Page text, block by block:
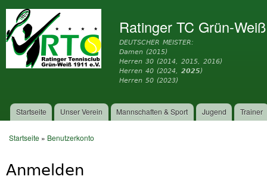
Ratinger TC Grün-
DEUTSCHER MEISTER:
Damen (2015)
Herren 30 (2014, 2015, 2016)
Herren 40 (2024,2025)
Herren 50 (2023)
Hauptmenü
Startseite Unser Verein Mannschaften & Sport Jugend Trainer
Startseite » Benutzerkonto
Anmelden